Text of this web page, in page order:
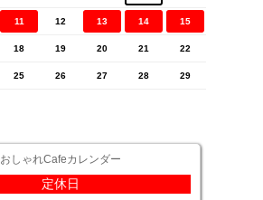
11 12 13 14 15
18 19 20 21 22
25 26 27 28 29
おしゃれCafeカレンダー
定休日